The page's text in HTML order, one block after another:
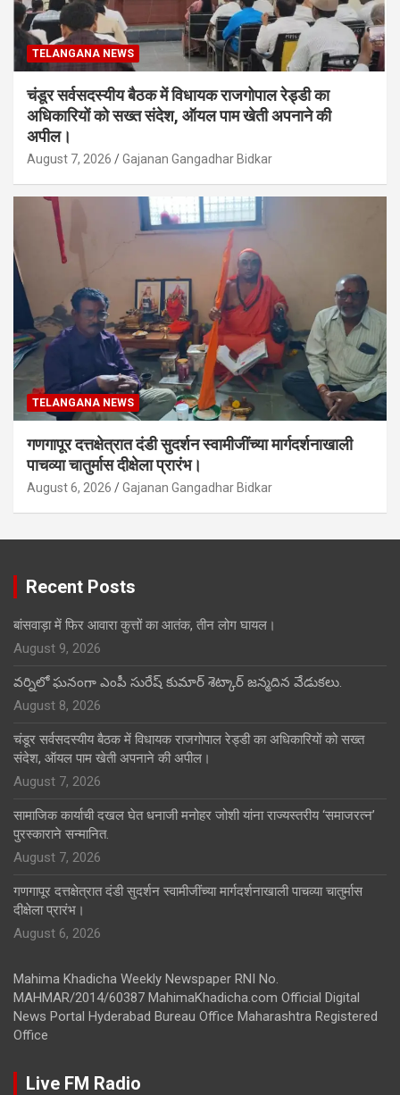
TELANGANA NEWS
चंडूर सर्वसदस्यीय बैठक में विधायक राजगोपाल रेड्डी का
अधिकारियों को सख्त संदेश, ऑयल पाम खेती अपनाने की
अपील।
August 7, 2026 Gajanan Gangadhar Bidkar
TELANGANA NEWS
गणगापूर दत्तक्षेत्रात दंडी सुदर्शन स्वामीजींच्या मार्गदर्शनाखाली
पाचव्या चातुर्मास दीक्षेला प्रारंभ।
August 6, 2026 Gajanan Gangadhar Bidkar
Recent Posts
बांसवाड़ा में फिर आवारा कुत्तों का आतंक, तीन लोग घायल।
August 9, 2026
వర్నిలో ఘనంగా ఎంపీ సురేష్ కుమార్ శెట్కార్ జన్మదిన వేడుకలు.
August 8, 2026
चंडूर सर्वसदस्यीय बैठक में विधायक राजगोपाल रेड्डी का अधिकारियों को सख्त
संदेश, ऑयल पाम खेती अपनाने की अपील।
August 7, 2026
सामाजिक कार्याची दखल घेत धनाजी मनोहर जोशी यांना राज्यस्तरीय ‘समाजरत्न’
पुरस्काराने सन्मानित.
August 7, 2026
गणगापूर दत्तक्षेत्रात दंडी सुदर्शन स्वामीजींच्या मार्गदर्शनाखाली पाचव्या चातुर्मास
दीक्षेला प्रारंभ।
August 6, 2026
Mahima Khadicha Weekly Newspaper RNI No.
MAHMAR/2014/60387 MahimaKhadicha.com Official Digital
News Portal Hyderabad Bureau Office Maharashtra Registered
Office
Live FM Radio